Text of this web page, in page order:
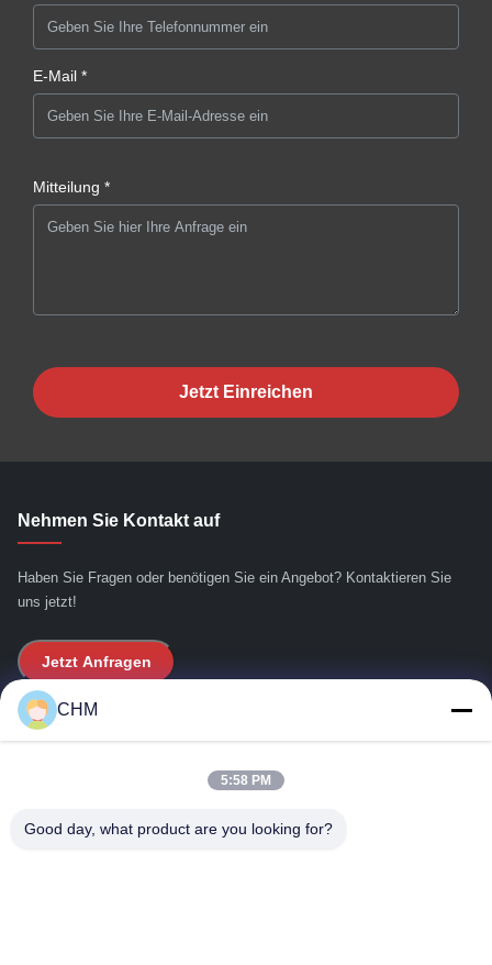
E-Mail *
Mitteilung *
Jetzt Einreichen
Nehmen Sie Kontakt auf
Haben Sie Fragen oder benötigen Sie ein Angebot? Kontaktieren Sie
uns jetzt!
Jetzt Anfragen
Schnelllinks
ÜBER US
CHM
5:58 PM
Good day, what product are you looking for?